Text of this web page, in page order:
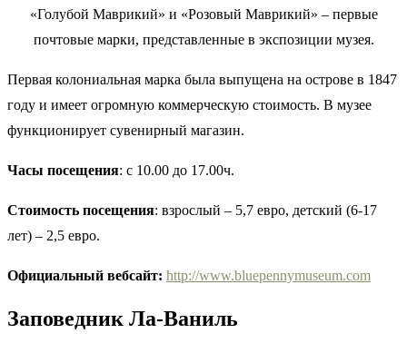
«Голубой Маврикий» и «Розовый Маврикий» – первые
почтовые марки, представленные в экспозиции музея.
Первая колониальная марка была выпущена на острове в 1847
году и имеет огромную коммерческую стоимость. В музее
функционирует сувенирный магазин.
Часы посещения: с 10.00 до 17.00ч.
Стоимость посещения: взрослый – 5,7 евро, детский (6-17
лет) – 2,5 евро.
Официальный вебсайт: http://www.bluepennymuseum.com
Заповедник Ла-Ваниль